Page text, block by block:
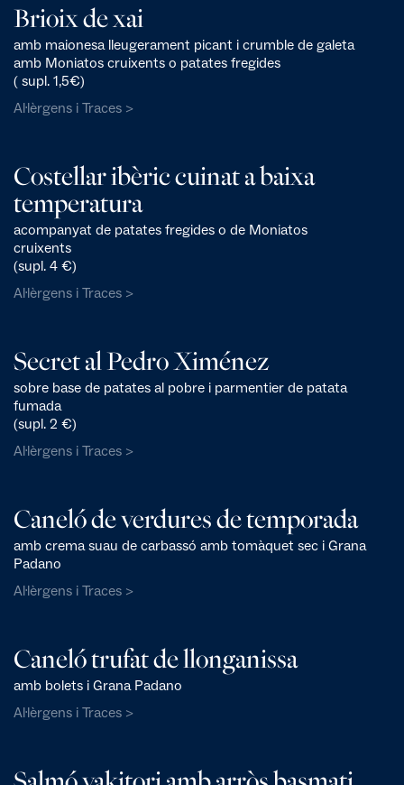
Brioix de xai
amb maionesa lleugerament picant i crumble de galeta
amb Moniatos cruixents o patates fregides
( supl. 1,5€)
Al·lèrgens i Traces >
Costellar ibèric cuinat a baixa
temperatura
acompanyat de patates fregides o de Moniatos
cruixents
(supl. 4 €)
Al·lèrgens i Traces >
Secret al Pedro Ximénez
sobre base de patates al pobre i parmentier de patata
fumada
(supl. 2 €)
Al·lèrgens i Traces >
Caneló de verdures de temporada
amb crema suau de carbassó amb tomàquet sec i Grana
Padano
Al·lèrgens i Traces >
Caneló trufat de llonganissa
amb bolets i Grana Padano
Al·lèrgens i Traces >